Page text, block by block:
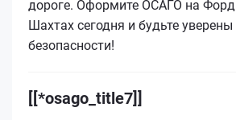
дороге. Оформите ОСАГО на
Шахтах сегодня и будьте уверены
безопасности!
[[*osago_title7]]